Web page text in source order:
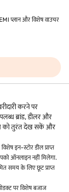
प्लान और विशेष वाउचर
करने पर
ब्रांड, डीलर और
को तुरंत देख सकें और
इन-स्टोर डील प्राप्त
ऑनलाइन नहीं मिलेगा.
समय के लिए छूट प्राप्त
पर विशेष बजाज